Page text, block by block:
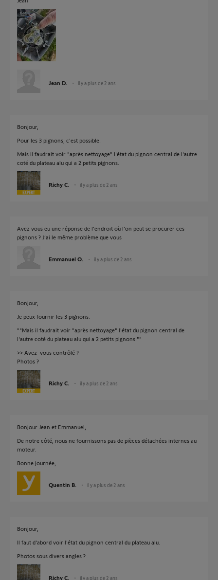
Jean D. il y a plus de 2 ans
Bonjour,
Pour les 3 pignons, c'est possible.
Mais il faudrait voir "après nettoyage" l'état du pignon central de l'autre
coté du plateau alu qui a 2 petits pignons.
Richy C. il y a plus de 2 ans
Avez vous eu une réponse de l’endroit où l’on peut se procurer ces
pignons ? J’ai le même problème que vous
Emmanuel O. il y a plus de 2 ans
Bonjour,
Je peux fournir les 3 pignons.
""Mais il faudrait voir "après nettoyage" l'état du pignon central de
l'autre coté du plateau alu qui a 2 petits pignons.""
>> Avez-vous contrôlé ?
Photos ?
Richy C. il y a plus de 2 ans
Bonjour Jean et Emmanuel,
De notre côté, nous ne fournissons pas de pièces détachées internes au
moteur.
Bonne journée,
Quentin B. il y a plus de 2 ans
Bonjour,
Il faut d'abord voir l'état du pignon central du plateau alu.
Photos sous divers angles ?
Richy C. il y a plus de 2 ans